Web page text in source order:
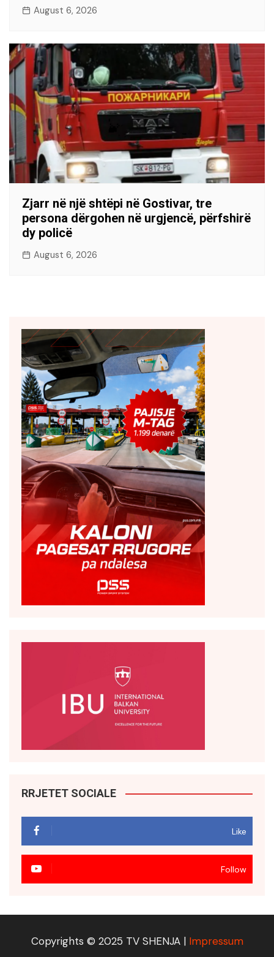
August 6, 2026
Zjarr në një shtëpi në Gostivar, tre
persona dërgohen në urgjencë, përfshirë
dy policë
August 6, 2026
RRJETET SOCIALE
Like
Follow
Copyrights © 2025 TV SHENJA | Impressum